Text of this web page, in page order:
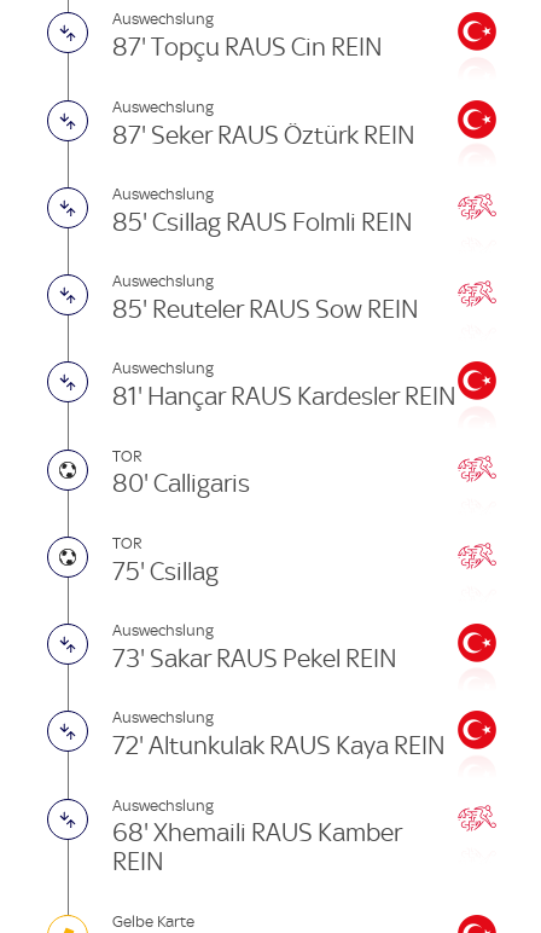
Auswechslung
87' Topçu RAUS Cin REIN
Auswechslung
87' Seker RAUS Öztürk REIN
Auswechslung
85' Csillag RAUS Folmli REIN
Auswechslung
85' Reuteler RAUS Sow REIN
Auswechslung
81' Hançar RAUS Kardesler REIN
TOR
80' Calligaris
TOR
75' Csillag
Auswechslung
73' Sakar RAUS Pekel REIN
Auswechslung
72' Altunkulak RAUS Kaya REIN
Auswechslung
68' Xhemaili RAUS Kamber
REIN
Gelbe Karte